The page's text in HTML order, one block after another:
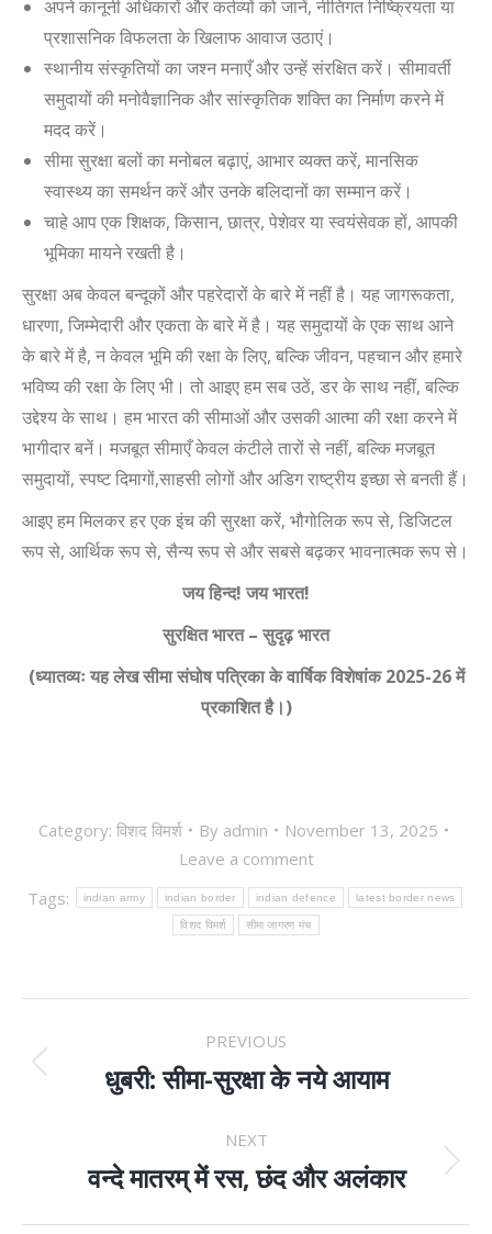
अपने कानूनी अधिकारों और कर्तव्यों को जानें, नीतिगत निष्क्रियता या
प्रशासनिक विफलता के खिलाफ आवाज उठाएं।
स्थानीय संस्कृतियों का जश्न मनाएँ और उन्हें संरक्षित करें। सीमावर्ती
समुदायों की मनोवैज्ञानिक और सांस्कृतिक शक्ति का निर्माण करने में
मदद करें।
सीमा सुरक्षा बलों का मनोबल बढ़ाएं, आभार व्यक्त करें, मानसिक
स्वास्थ्य का समर्थन करें और उनके बलिदानों का सम्मान करें।
चाहे आप एक शिक्षक, किसान, छात्र, पेशेवर या स्वयंसेवक हों, आपकी
भूमिका मायने रखती है।
सुरक्षा अब केवल बन्दूकों और पहरेदारों के बारे में नहीं है। यह जागरूकता,
धारणा, जिम्मेदारी और एकता के बारे में है। यह समुदायों के एक साथ आने
के बारे में है, न केवल भूमि की रक्षा के लिए, बल्कि जीवन, पहचान और हमारे
भविष्य की रक्षा के लिए भी। तो आइए हम सब उठें, डर के साथ नहीं, बल्कि
उद्देश्य के साथ। हम भारत की सीमाओं और उसकी आत्मा की रक्षा करने में
भागीदार बनें। मजबूत सीमाएँ केवल कंटीले तारों से नहीं, बल्कि मजबूत
समुदायों, स्पष्ट दिमागों,साहसी लोगों और अडिग राष्ट्रीय इच्छा से बनती हैं।
आइए हम मिलकर हर एक इंच की सुरक्षा करें, भौगोलिक रूप से, डिजिटल
रूप से, आर्थिक रूप से, सैन्य रूप से और सबसे बढ़कर भावनात्मक रूप से।
जय हिन्द! जय भारत!
सुरक्षित भारत– सुदृढ़ भारत
(ध्यातव्यः यह लेख सीमा संघोष पत्रिका के वार्षिक विशेषांक 2025-26 में
प्रकाशित है।)
Category: विशद विमर्श By admin
November 13, 2025
Leave a comment
Tags:
indian army indian border indian defence latest border news
विशद विमर्श सीमा जागरण मंच
POST
NAVIGATION
PREVIOUS
Previous
धुबरी: सीमा-सुरक्षा के नये आयाम
NEXT
Next
वन्दे मातरम् में रस, छंद और अलंकार